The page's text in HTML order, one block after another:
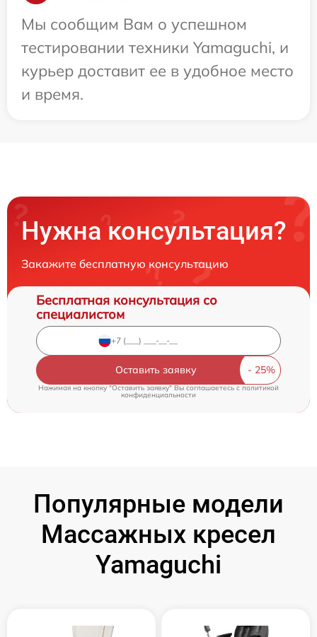
Мы сообщим Вам о успешном
тестировании техники Yamaguchi, и
курьер доставит ее в удобное место
и время.
Нужна консультация?
Закажите бесплатную консультацию
Бесплатная консультация со
специалистом
Оставить заявку
Нажимая на кнопку "Оставить заявку" Вы соглашаетесь cполитикой
конфиденциальности
Популярные модели
Массажных кресел
Yamaguchi